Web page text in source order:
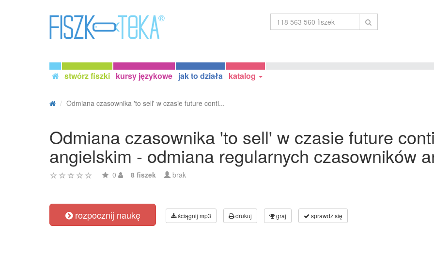
stwórz fiszki kursy językowe jak to działa katalog
Odmiana czasownika 'to sell' w czasie future conti...
Odmiana czasownika 'to sell' w czasie future
angielskim - odmiana regularnych czasowników
0 8 fiszek brak
rozpocznij naukę ściągnij mp3 drukuj graj sprawdź się